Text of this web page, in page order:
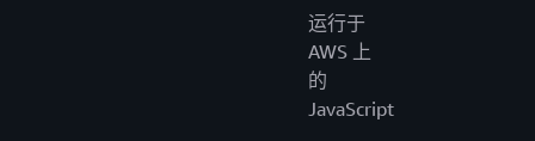
运行于
AWS 上
的
JavaScript